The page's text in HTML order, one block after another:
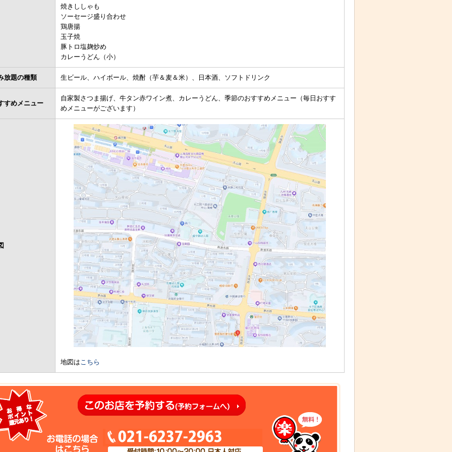
焼きししゃも
ソーセージ盛り合わせ
鶏唐揚
玉子焼
豚トロ塩麹炒め
カレーうどん（小）
放題の種類 生ビール、ハイボール、焼酎（芋＆麦＆米）、日本酒、ソフトドリンク
すめメニュー
自家製さつま揚げ、牛タン赤ワイン煮、カレーうどん、季節のおすすめメニュー（毎日おすす
めメニューがございます）
地図はこちら